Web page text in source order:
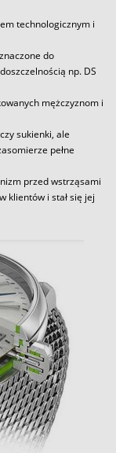
technologicznym i
do
np. DS
mężczyznom i
sukienki, ale
pełne
przed wstrząsami
klientów i stał się jej